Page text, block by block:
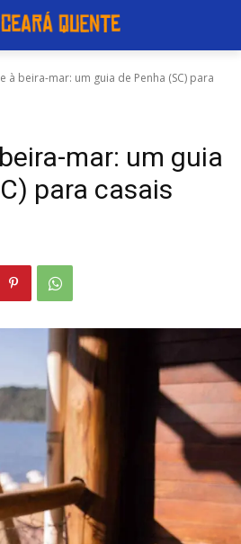
à beira-mar: um guia de Penha (SC) para
mar: um guia
para casais